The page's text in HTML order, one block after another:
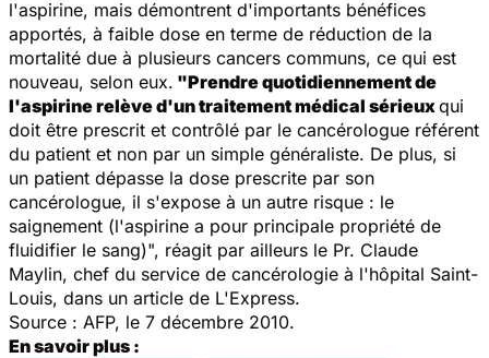
l'aspirine, mais démontrent d'importants bénéfices
apportés, à faible dose en terme de réduction de la
mortalité due à plusieurs cancers communs, ce qui est
nouveau, selon eux. "Prendre quotidiennement de
l'aspirine relève d'un traitement médical sérieuxqui
doit être prescrit et contrôlé par le cancérologue référent
du patient et non par un simple généraliste. De plus, si
un patient dépasse la dose prescrite par son
cancérologue, il s'expose à un autre risque : le
saignement (l'aspirine a pour principale propriété de
fluidifier le sang)", réagit par ailleurs le Pr. Claude
Maylin, chef du service de cancérologie à l'hôpital Saint-
Louis, dans un article de L'Express.
Source : AFP, le 7 décembre 2010.
En savoir plus :